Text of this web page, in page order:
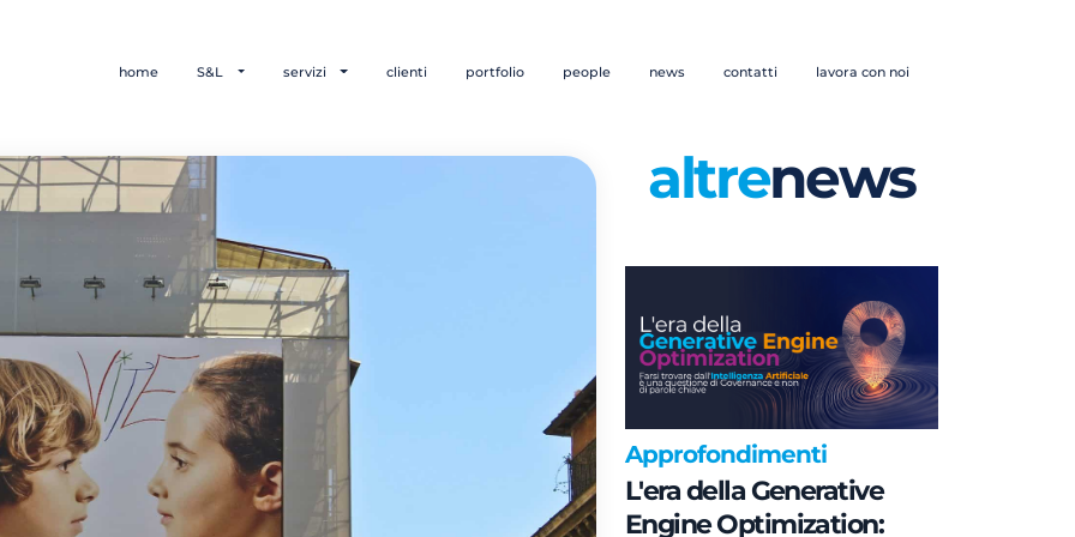
home S&L servizi clienti portfolio people news contatti lavora con noi
altrenews
Approfondimenti
L'era della Generative
Engine Optimization: